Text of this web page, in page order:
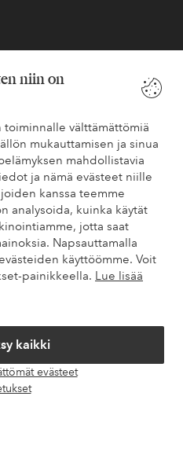
niin on
toiminnalle välttämättömiä
mukauttamisen ja sinua
mahdollistavia
ja nämä evästeet niille
kanssa teemme
analysoida, kuinka käytät
jotta saat
Napsauttamalla
käyttöömme. Voit
painikkeella. Lue lisää
kaikki
evästeet
kysymyksiin usein
tietoa siitä, miten voit ottaa
Maksutavat